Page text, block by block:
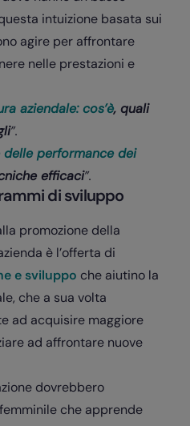
intuizione basata sui
agire per affrontare
nelle prestazioni e
aziendale: cos’è, quali
”.
delle performance dei
efficaci”.
di sviluppo
promozione della
è l’offerta di
e sviluppo che aiutino la
che a sua volta
ad acquisire maggiore
ad affrontare nuove
dovrebbero
che apprende